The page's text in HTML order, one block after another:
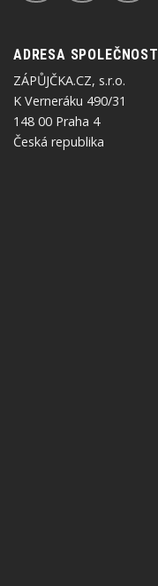
ADRESA SPOLEČNOSTI
ZÁPŮJČKA.CZ, s.r.o.
K Verneráku 490/31
148 00 Praha 4
Česká republika